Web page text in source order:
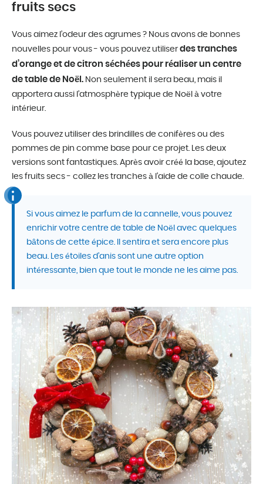
fruits secs
Vous aimez l’odeur des agrumes ? Nous avons de bonnes
nouvelles pour vous - vous pouvez utiliserdes tranches
d’orange et de citron séchées pour réaliser un centre
de table de Noël. Non seulement il sera beau, mais il
apportera aussi l’atmosphère typique de Noël à votre
intérieur.
Vous pouvez utiliser des brindilles de conifères ou des
pommes de pin comme base pour ce projet. Les deux
versions sont fantastiques. Après avoir créé la base, ajoutez
les fruits secs - collez les tranches à l’aide de colle chaude.
Si vous aimez le parfum de la cannelle, vous pouvez
enrichir votre centre de table de Noël avec quelques
bâtons de cette épice. Il sentira et sera encore plus
beau. Les étoiles d’anis sont une autre option
intéressante, bien que tout le monde ne les aime pas.